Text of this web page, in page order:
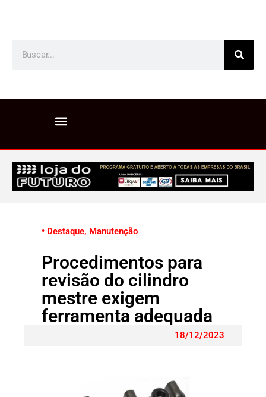
• Destaque, Manutenção
Procedimentos para
revisão do cilindro
mestre exigem
ferramenta adequada
18/12/2023